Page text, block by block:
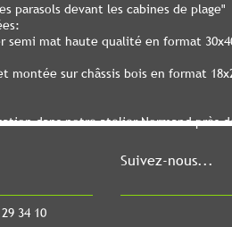
34 10
Suivez-nous...
parasols devant les cabines de plage"
semi mat haute qualité en format
sur châssis bois en format
dans notre atelier Normand près